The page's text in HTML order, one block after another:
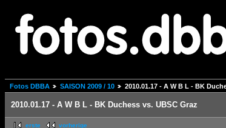
Fotos DBBA SAISON 2009 / 10 2010.01.17 - A W B L - BK
2010.01.17 - A W B L - BK Duchess vs. UBSC Graz
erste vorherige